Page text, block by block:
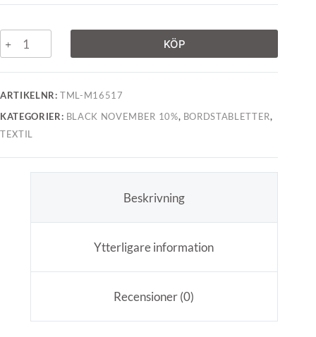
KÖP
ARTIKELNR:TML-M16517
KATEGORIER: BLACK NOVEMBER 10%, BORDSTABLETTER,
TEXTIL
Beskrivning
Ytterligare information
Recensioner (0)